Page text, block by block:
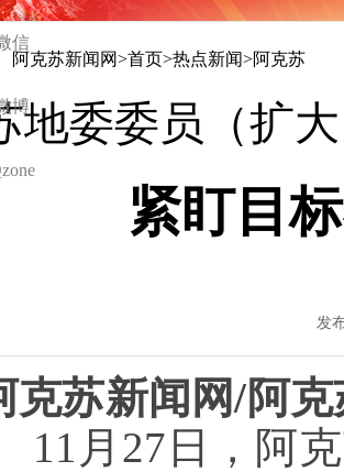
信
博
阿克苏新闻网>首页>热点新闻>阿克苏
地委委员（扩
紧盯目
发
新闻网/阿克
11月27日，阿